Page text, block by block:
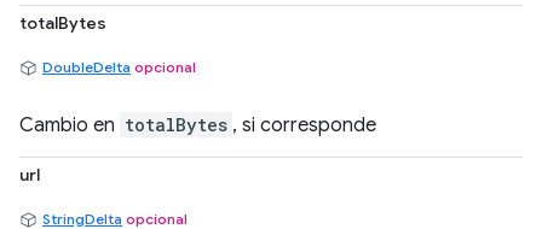
totalBytes
DoubleDelta opcional
Cambio en totalBytes , si corresponde
url
StringDelta opcional